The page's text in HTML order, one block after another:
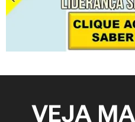
VEJA